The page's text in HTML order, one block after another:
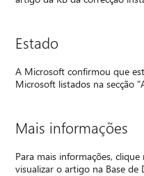
Estado
A Microsoft confirmou que
Microsoft listados na secção
Mais informações
Para mais informações,
visualizar o artigo na Base